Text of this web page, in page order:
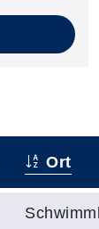
Ort